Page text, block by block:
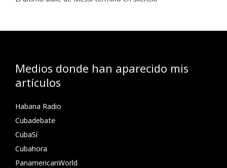
Medios donde han aparecido mis
artículos
Habana Radio
Cubadebate
CubaSí
Cubahora
PanamericanWorld